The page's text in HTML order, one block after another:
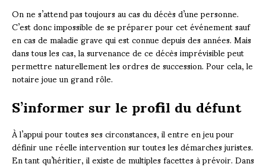
On ne s’attend pas toujours au cas du décès d’une personne.
C’est donc impossible de se préparer pour cet événement sauf
en cas de maladie grave qui est connue depuis des années. Mais
dans tous les cas, la survenance de ce décès imprévisible peut
permettre naturellement les ordres de succession. Pour cela, le
notaire joue un grand rôle.
S’informer sur le profil du défunt
À l’appui pour toutes ses circonstances, il entre en jeu pour
définir une réelle intervention sur toutes les démarches juristes.
En tant qu’héritier, il existe de multiples facettes à prévoir. Dans